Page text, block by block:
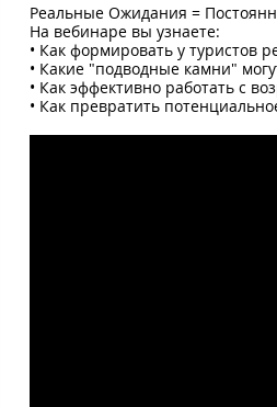
Реальные Ожидания =
На вебинаре вы узнаете:
• Как формировать у туристов
• Какие "подводные камни"
• Как эффективно работать с
• Как превратить